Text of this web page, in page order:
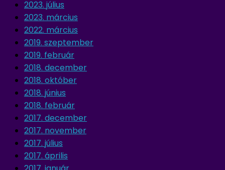
2023. július
2023. március
2022. március
2019. szeptember
2019. február
2018. december
2018. október
2018. június
2018. február
2017. december
2017. november
2017. július
2017. április